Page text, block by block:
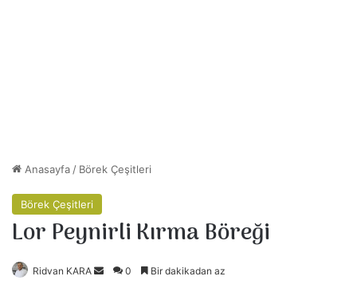
Anasayfa / Börek Çeşitleri
Börek Çeşitleri
Lor Peynirli Kırma Böreği
Ridvan KARA 0 Bir dakikadan az